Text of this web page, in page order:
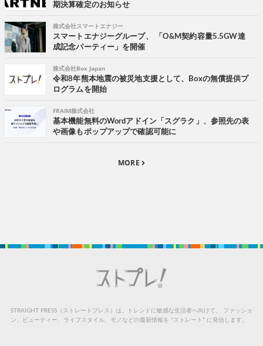
期決算確定のお知らせ
株式会社スマートエナジー
スマートエナジーグループ、 「O&M契約容量5.5GW達
成記念パーティー」を開催
株式会社Box Japan
令和8年熊本地震の被災地支援として、Boxの無償提供プ
ログラムを開始
FRAIM株式会社
基本機能無料のWordアドイン「スグラク」、参照先の表
や画像もポップアップで確認可能に
MORE
STRAIGHT PRESS（ストレートプレス）は、トレンドに敏感な生活者へ向けて、
ファッショ
ン、ビューティー、ライフスタイル、モノなどの最新情報を “ストレート” に発信します。